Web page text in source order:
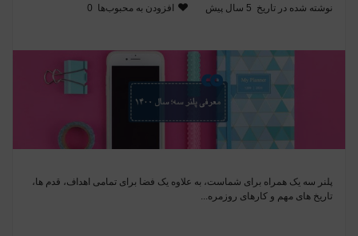
نوشته شده در تاریخ 5 سال پیش افزودن به محبوب‌ها 0
پلنر سه یک همراه برای شماست، به علاوه یک فضا برای تمامی اهداف، قدم ها،
تاریخ های مهم و کارهای روزمره...